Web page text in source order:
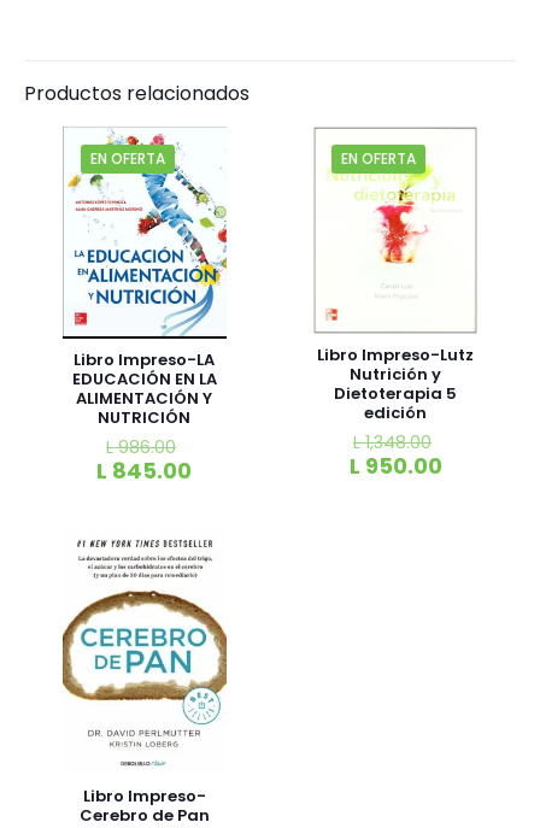
Productos relacionados
EN OFERTA
Libro Impreso-LA
EDUCACIÓN EN LA
ALIMENTACIÓN Y
NUTRICIÓN
L986.00
L 845.00
EN OFERTA
Libro Impreso-Lutz
Nutrición y
Dietoterapia 5
edición
L1,348.00
L 950.00
Libro Impreso-
Cerebro de Pan